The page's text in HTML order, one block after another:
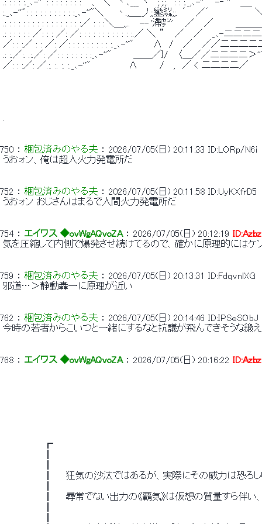
.: : : : :._､-''": : : : : : : : ｀ 、 ＼　丶､___ ヽ　 ;.;.;. : : :._,､-''"　-‐ ''"´＿_
:._､-''": : : : : : : : : : :_､-''"＼ 　 丶.,＿__ﾉ ;;鑾㍊;;.  ´　 ／´　　　　　　　
.: : : : : : : : : : : : : : : : :／ : : :＼＿,,..　 -- '滯㌢'　 ／　 ／　　　 ＿＿
.: : : : : : ／: : : ／: ／: : : : : : : : : : : :.／ ＼  ”　  ／　 ／　 _､-二二二
／: : :／ : : ／: ／: : : : : : : : : :._､-''"　　　Λ　/　 ／　 ／／二二二
.: :.／:. .:.／: ／: : : : : : : :_､-''" 　 　 ＿＿／}/　 〈＿／／二二二二
／: : :／: ／.:. :. :. :._､-''"　 　 　 　 Λ 　 　 / 　,　／ < 二二二二／
750 ： 梱包済みのやる夫 ： 2026/07/05(日) 20:11:33 ID:LORp/N6i
うおォン、俺は超人火力発電所だ
752 ： 梱包済みのやる夫 ： 2026/07/05(日) 20:11:58 ID:UyKXfrD5
うおォン おじさんはまるで人間火力発電所だ
754 ： エイワス ◆ovWgAQvoZA ： 2026/07/05(日) 20:12:19
気を圧縮して内側で爆発させ続けてるので、確かに原理的には
759 ： 梱包済みのやる夫 ： 2026/07/05(日) 20:13:31
ID:FdqvnlXG
邪道…＞静動轟一に原理が近い
762 ： 梱包済みのやる夫 ： 2026/07/05(日) 20:14:46 ID:IPSeSObJ
今時の若者からこいつと一緒にするなと抗議が飛んできそうな
768 ： エイワス ◆ovWgAQvoZA ： 2026/07/05(日) 20:16:22
┏　　　　　　　　　　　　　　　　　　　　　　　　　　　　　　　　　
┃　　狂気の沙汰ではあるが、実際にその威力は恐ろしい。　　
┃　　尋常でない出力の《覇気》は仮想の質量すら伴い、